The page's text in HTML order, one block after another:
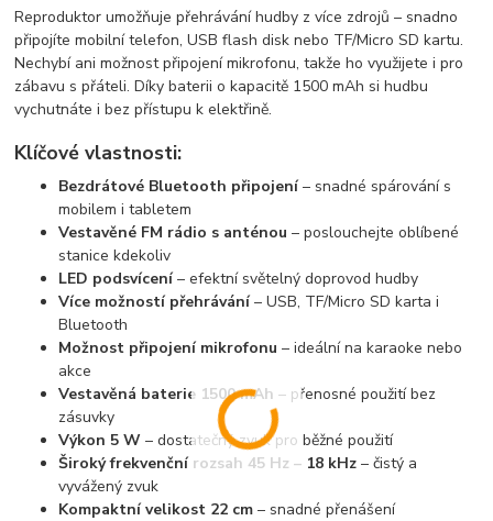
Reproduktor umožňuje přehrávání hudby z více zdrojů – snadno
připojíte mobilní telefon, USB flash disk nebo TF/Micro SD kartu.
Nechybí ani možnost připojení mikrofonu, takže ho využijete i pro
zábavu s přáteli. Díky baterii o kapacitě 1500 mAh si hudbu
vychutnáte i bez přístupu k elektřině.
Klíčové vlastnosti:
Bezdrátové Bluetooth připojení– snadné spárování s
mobilem i tabletem
Vestavěné FM rádio s anténou – poslouchejte oblíbené
stanice kdekoliv
LED podsvícení– efektní světelný doprovod hudby
Více možností přehrávání– USB, TF/Micro SD karta i
Bluetooth
Možnost připojení mikrofonu – ideální na karaoke nebo
akce
Vestavěná baterie 1500 mAh – přenosné použití bez
zásuvky
Výkon 5 W – dostatečný zvuk pro běžné použití
Široký frekvenční rozsah 45 Hz – 18 kHz – čistý a
vyvážený zvuk
Kompaktní velikost 22 cm – snadné přenášení